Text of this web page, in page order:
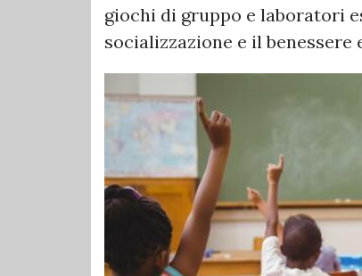
giochi di gruppo e laboratori
socializzazione e il benessere